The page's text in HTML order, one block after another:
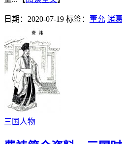
日期：2020-07-19 标签： 董允 诸
三国人物